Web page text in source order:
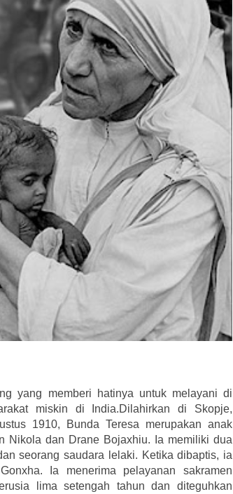
yang memberi hatinya untuk melayani di
miskin di India.Dilahirkan di Skopje,
1910, Bunda Teresa merupakan anak
Nikola dan Drane Bojaxhiu. Ia memiliki dua
seorang saudara lelaki. Ketika dibaptis, ia
Ia menerima pelayanan sakramen
lima setengah tahun dan diteguhkan